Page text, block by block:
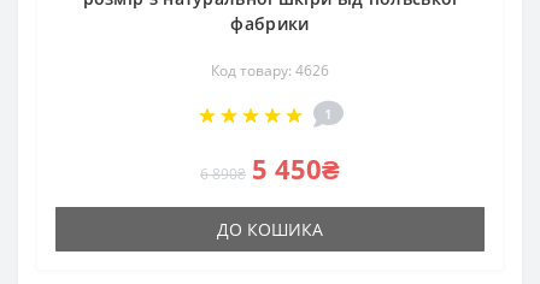
фабрики
Код товару: 4626
1
6 890₴ 5 450₴
ДО КОШИКА